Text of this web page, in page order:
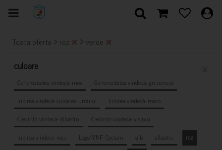
Toata oferta > roz > verde
culoare
Generozitatea vindecă- mov
Generozitatea vindecă- gri cenușă
Iubirea vindecă- culoarea untului
Iubirea vindecă- maro
Credința vindecă- albastru
Credința vindecă- vișiniu
Iubirea vindecă- roșu
Logo MNF- Cyclam alb albastru
roz